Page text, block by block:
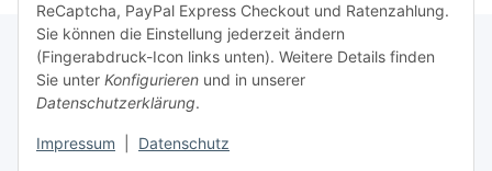
Rechtliche Hinweise
Produktinformationen
ReCaptcha, PayPal Express Checkout und Ratenzahlung.
Sie können die Einstellung jederzeit ändern
(Fingerabdruck-Icon links unten). Weitere Details finden
Sie unter Konfigurieren und in unserer
Datenschutzerklärung.
Impressum Datenschutz